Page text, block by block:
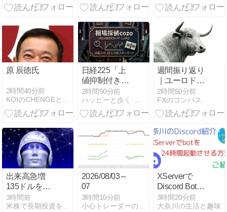
業で22店に
原 辰徳氏
2時間40分前
KOIのCHENGEとCHALLENGEはCOOL!
日経225「上
値抑制付き戻
り相場」の謎
を追え
2時間50分前
週間振り返り
｜ユーロドル
の環境認識と
トレード解説
(8/3～7)
2時間50分前
FXのコンパス
出来高急増
135ドルを抜
けるのか
3時間前
2026/08/03～
07
3時間10分前
小心トレーダーの溜め息
XServerで
Discord Botを
運営する方法
｜起動・停
3時間20分前
大奈川の生活と趣味